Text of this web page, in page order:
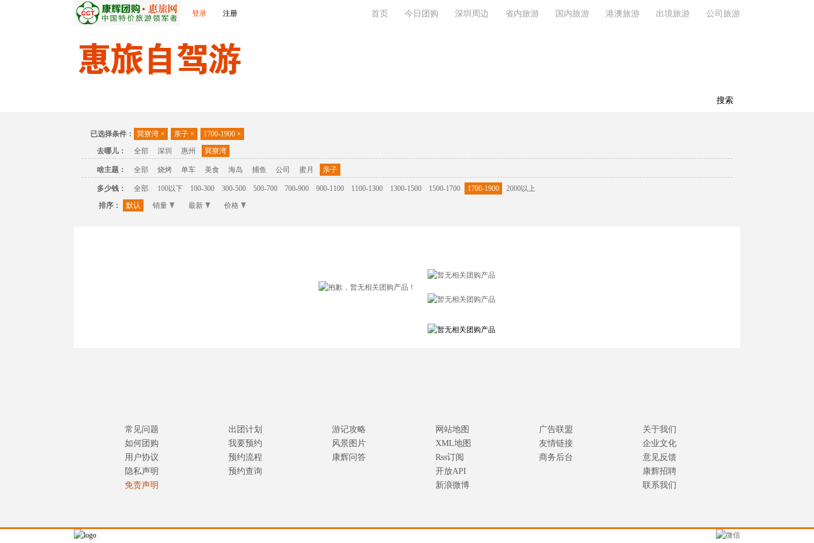
登录 注册 首页 今日团购 深圳周边 省内旅游 国内旅游 港澳旅游 出境旅游 公司旅游
已选择条件： 巽寮湾 × 亲子 × 1700-1900 ×
去哪儿：
全部 深圳 惠州 巽寮湾
啥主题： 全部 烧烤 单车 美食 海岛 捕鱼 公司 蜜月 亲子
多少钱： 全部 100以下 100-300 300-500 500-700 700-900 900-1100 1100-1300 1300-1500 1500-1700 1700-1900
2000以上
排序：
默认 销量 最新 价格
常见问题
如何团购
用户协议
隐私声明
免责声明
出团计划
我要预约
预约流程
预约查询
游记攻略
风景图片
康辉问答
网站地图
XML地图
Rss订阅
开放API
新浪微博
广告联盟
友情链接
商务后台
关于我们
企业文化
意见反馈
康辉招聘
联系我们